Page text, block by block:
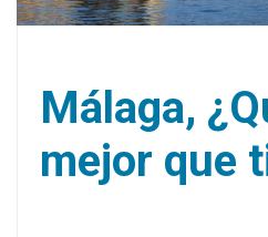
Málaga,
mejor que